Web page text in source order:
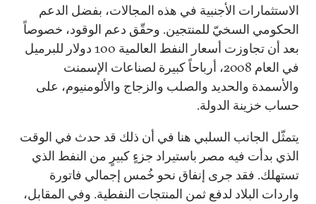
الاستثمارات الأجنبية في هذه المجالات، بفضل الدعم
الحكومي السخيّ للمنتجين. وحقّق دعم الوقود، خصوصاً
بعد أن تجاوزت أسعار النفط العالمية 100 دولار للبرميل
في العام 2008، أرباحاً كبيرة لصناعات الإسمنت
والأسمدة والحديد والصلب والزجاج والألومنيوم، على
حساب خزينة الدولة.
يتمثّل الجانب السلبي هنا في أن ذلك قد حدث في الوقت
الذي بدأت فيه مصر باستيراد جزءٍ كبيرٍ من النفط الذي
تستهلك. فقد جرى إنفاق نحو خُمس إجمالي فاتورة
واردات البلاد لدفع ثمن المنتجات النفطية. وفي المقابل،